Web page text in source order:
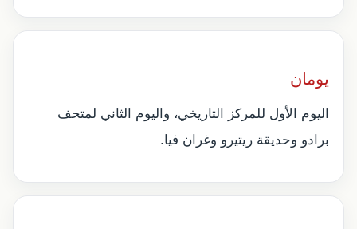
يومان
اليوم الأول للمركز التاريخي، واليوم الثاني لمتحف
برادو وحديقة ريتيرو وغران فيا.